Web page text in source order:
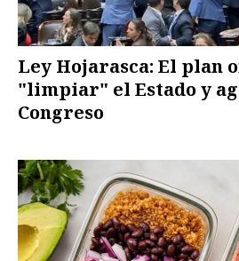
Ley Hojarasca: El plan
"limpiar" el Estado y
Congreso